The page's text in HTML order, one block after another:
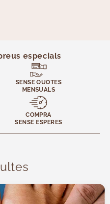
especials
SENSE QUOTES
MENSUALS
COMPRA
SENSE ESPERES